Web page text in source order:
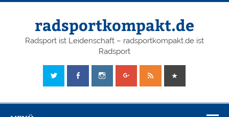
radsportkompakt.de
Radsport ist Leidenschaft – radsportkompakt.de ist
Radsport